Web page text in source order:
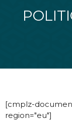
[cmplz-
region="eu"]